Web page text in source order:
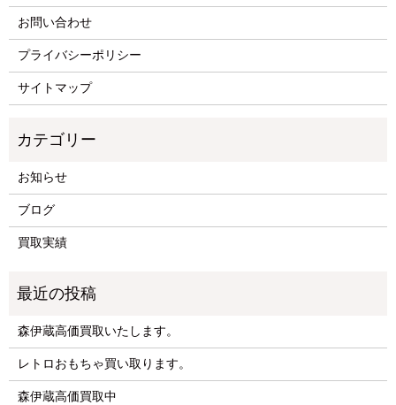
お問い合わせ
プライバシーポリシー
サイトマップ
お知らせ
ブログ
買取実績
森伊蔵高価買取いたします。
レトロおもちゃ買い取ります。
森伊蔵高価買取中